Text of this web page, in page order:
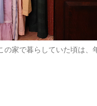
家で暮らしていた頃は、